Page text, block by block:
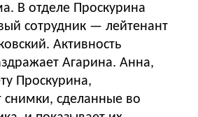
В отделе Проскурина
сотрудник — лейтенант
Активность
Агарина. Анна,
Проскурина,
снимки, сделанные во